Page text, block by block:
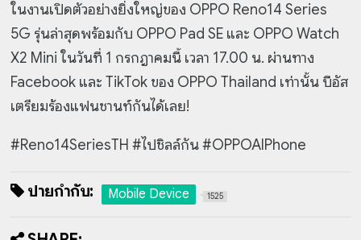
ในงานเปิดตัวอย่างยิ่งใหญ่ของ OPPO Reno14 Series
5G รุ่นล่าสุดพร้อมกับ OPPO Pad SE และ OPPO Watch
X2 Mini ในวันที่ 1 กรกฎาคมนี้ เวลา 17.00 น. ผ่านทาง
Facebook และ TikTok ของ OPPO Thailand เท่านั้น บีอัส
เตรียมร้องแฟนชานท์กันได้เลย!
#Reno14SeriesTH #ไปชิลล์กัน #OPPOAIPhone
ป้ายกำกับ: Mobile Device 1525